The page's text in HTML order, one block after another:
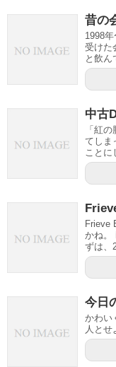
昔の
1998
受けた
と飲ん
中古
「紅
てしま
ことに
Frieve
かね。
ずは、
今日
かわい
人とせ